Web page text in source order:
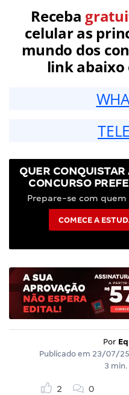
Receba
celular as
mundo dos
link abaixo
QUER
CONCURSO
Prepare-se com
COMECE A
Por
Publicado em 23/07/25
3
2 0